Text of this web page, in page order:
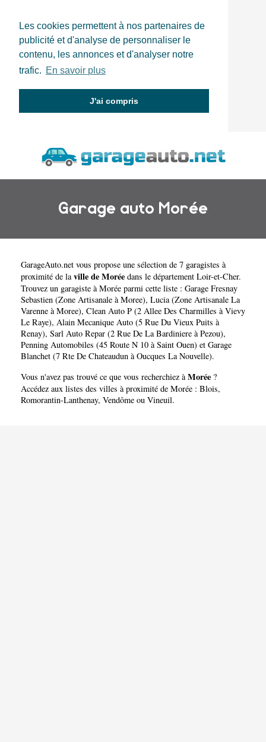
Les cookies permettent à nos partenaires de
publicité et d'analyse de personnaliser le
contenu, les annonces et d'analyser notre
trafic. En savoir plus
J'ai compris
Garage auto Morée
GarageAuto.net vous propose une sélection de 7 garagistes à
proximité de laville de Morée dans le département Loir-et-Cher.
Trouvez un garagiste à Morée parmi cette liste : Garage Fresnay
Sebastien (Zone Artisanale à Moree), Lucia (Zone Artisanale La
Varenne à Moree), Clean Auto P (2 Allee Des Charmilles à Vievy
Le Raye), Alain Mecanique Auto (5 Rue Du Vieux Puits à
Renay), Sarl Auto Repar (2 Rue De La Bardiniere à Pezou),
Penning Automobiles (45 Route N 10 à Saint Ouen) et Garage
Blanchet (7 Rte De Chateaudun à Oucques La Nouvelle).
Vous n'avez pas trouvé ce que vous recherchiez à Morée ?
Accédez aux listes des villes à proximité de Morée : Blois,
Romorantin-Lanthenay, Vendôme ou Vineuil.